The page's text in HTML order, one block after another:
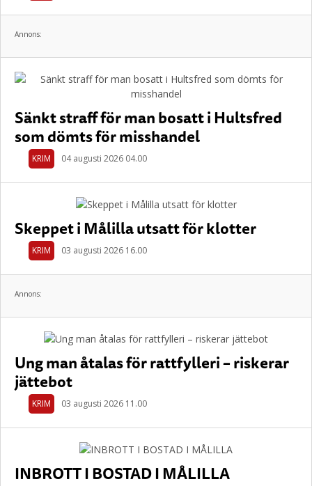
Annons:
Sänkt straff för man bosatt i Hultsfred
som dömts för misshandel
KRIM 04 augusti 2026 04.00
Skeppet i Målilla utsatt för klotter
KRIM 03 augusti 2026 16.00
Annons:
Ung man åtalas för rattfylleri – riskerar
jättebot
KRIM 03 augusti 2026 11.00
INBROTT I BOSTAD I MÅLILLA